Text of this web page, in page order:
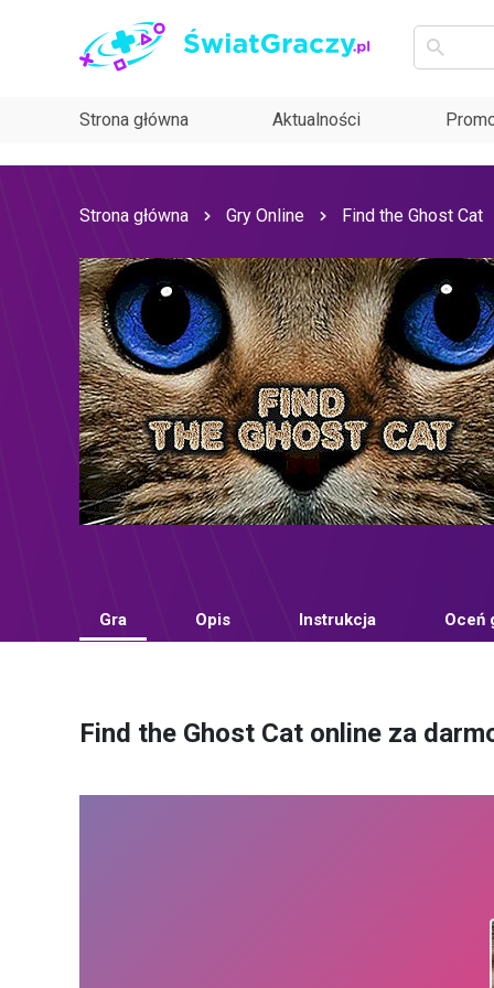
Strona główna Aktualności
Strona główna Gry Online Find the Ghost Cat
Gra Opis Instrukcja Oceń
Find the Ghost Cat online za